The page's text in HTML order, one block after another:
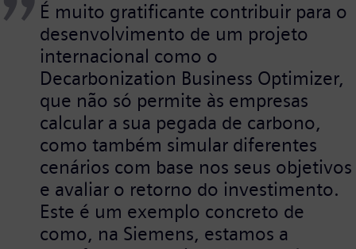
É muito gratificante contribuir para o
desenvolvimento de um projeto
internacional como o
Decarbonization Business Optimizer,
que não só permite às empresas
calcular a sua pegada de carbono,
como também simular diferentes
cenários com base nos seus objetivos
e avaliar o retorno do investimento.
Este é um exemplo concreto de
como, na Siemens, estamos a